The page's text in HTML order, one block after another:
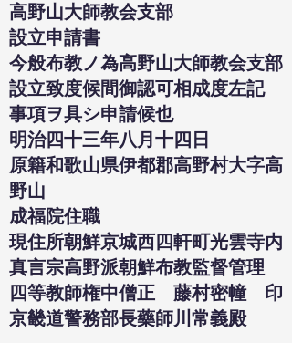
高野山大師教会支部
設立申請書
今般布教ノ為高野山大師教会支部
設立致度候間御認可相成度左記
事項ヲ具シ申請候也
明治四十三年八月十四日
原籍和歌山県伊都郡高野村大字高
野山
成福院住職
現住所朝鮮京城西四軒町光雲寺内
真言宗高野派朝鮮布教監督管理
四等教師権中僧正 藤村密幢 印
京畿道警務部長藥師川常義殿